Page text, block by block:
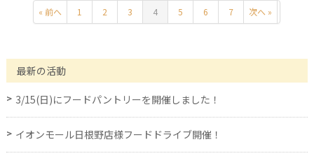
« 前へ 1 2 3 4 5 6 7 次へ »
最新の活動
3/15(日)にフードパントリーを開催しました！
イオンモール日根野店様フードドライブ開催！